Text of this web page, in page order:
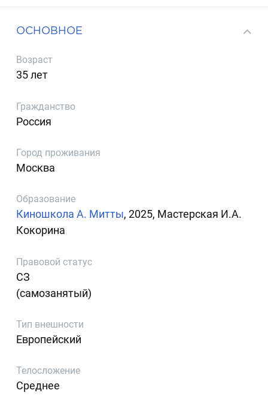
ОСНОВНОЕ
Возраст
35 лет
Гражданство
Россия
Город проживания
Москва
Образование
Киношкола А. Митты, 2025, Мастерская И.А.
Кокорина
Правовой статус
СЗ
(самозанятый)
Тип внешности
Европейский
Телосложение
Среднее